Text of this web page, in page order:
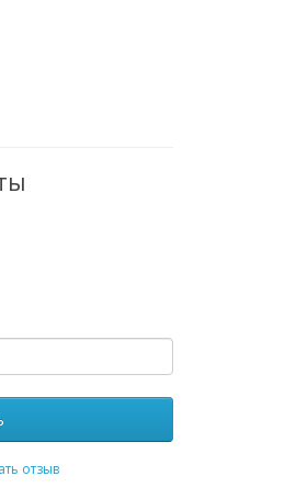
отзыв